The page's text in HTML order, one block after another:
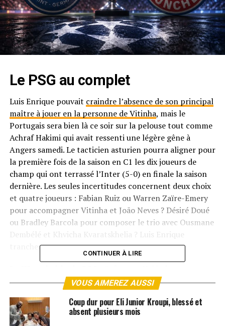
Le PSG au complet
Luis Enrique pouvait craindre l’absence de son principal
maître à jouer en la personne de Vitinha, mais le
Portugais sera bien là ce soir sur la pelouse tout comme
Achraf Hakimi qui avait ressenti une légère gêne à
Angers samedi. Le tacticien asturien pourra aligner pour
la première fois de la saison en C1 les dix joueurs de
champ qui ont terrassé l’Inter (5-0) en finale la saison
dernière. Les seules incertitudes concernent deux choix
et quatre joueurs : Fabian Ruiz ou Warren Zaïre-Emery
pour accompagner Vitinha et João Neves ? Désiré Doué
ou Bradley Barcola pour composer le trio avec Ousmane
tranchera.
Marquinhos – Pacho – Nuno Mendes – João Neves –
Vitinha – Zaïre-Emery – Kvaratskhelia – Dembélé – Doué.
Le Bayern affaibli au niveau du
CONTINUER À LIRE
VOUS AIMEREZ AUSSI
Coup dur pour Eli Junior Kroupi, blessé et
absent plusieurs mois